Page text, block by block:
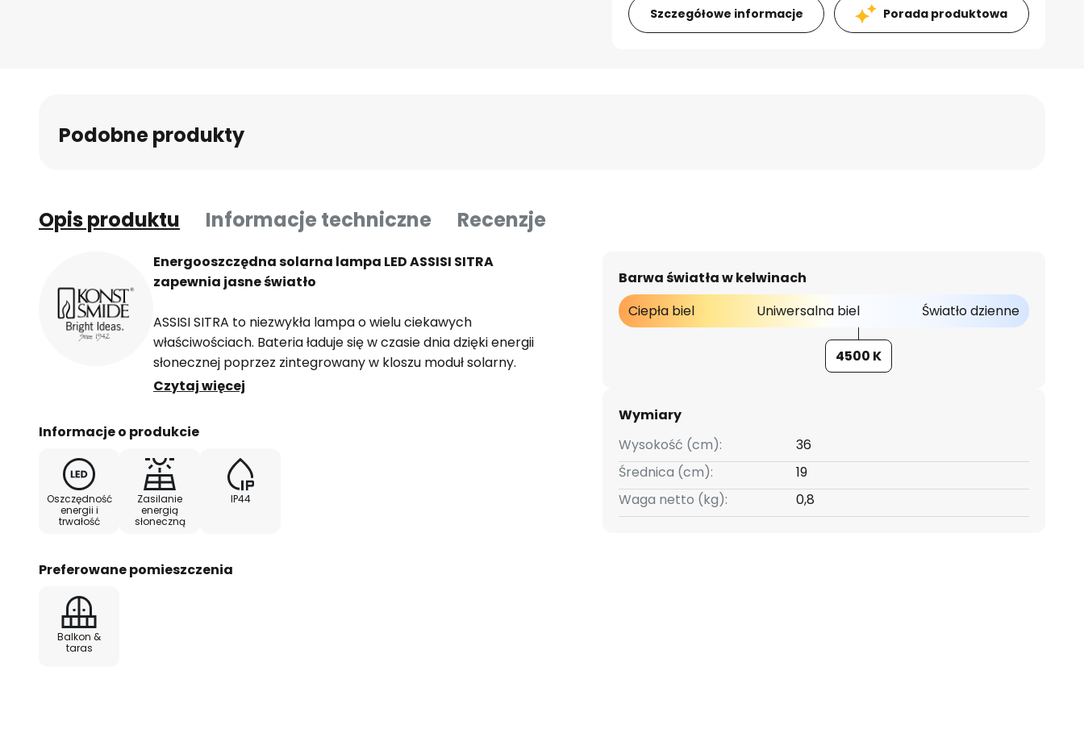
Szczegółowe informacje Porada produktowa
Podobne produkty
Opis produktu Informacje techniczne Recenzje
Energooszczędna solarna lampa LED ASSISI SITRA
zapewnia jasne światło
ASSISI SITRA to niezwykła lampa o wielu ciekawych
właściwościach. Bateria ładuje się w czasie dnia dzięki energii
słonecznej poprzez zintegrowany w kloszu moduł solarny.
Wieczorem żarówka High Power LED emituje wystarczające
się i wyłącza samodzielnie za pomocą czujnika zmierzchu.
Akumulatory nie są zawarte w zestawie.
Czytaj więcej
Informacje o produkcie
Oszczędność
energii i
trwałość
Zasilanie
energią
słoneczną
IP44
Preferowane pomieszczenia
Balkon &
taras
Barwa światła w kelwinach
Ciepła biel
Uniwersalna biel Światło dzienne
4500 K
Wymiary
Wysokość (cm):
36
Średnica (cm):
19
Waga netto (kg):
0,8